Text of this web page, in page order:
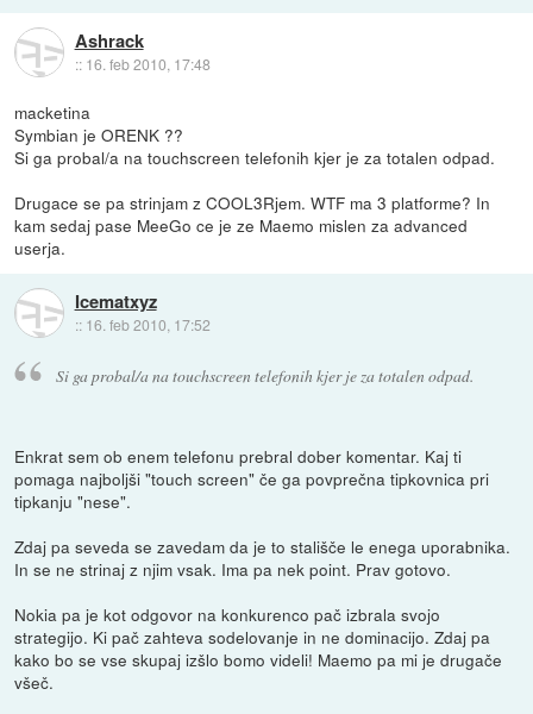
Ashrack
:: 16. feb 2010, 17:48
macketina
Symbian je ORENK ??
Si ga probal/a na touchscreen telefonih kjer je za totalen odpad.
Drugace se pa strinjam z COOL3Rjem. WTF ma 3 platforme? In
kam sedaj pase MeeGo ce je ze Maemo mislen za advanced
userja.
Icematxyz
:: 16. feb 2010, 17:52
Si ga probal/a na touchscreen telefonih kjer je za totalen odpad.
Enkrat sem ob enem telefonu prebral dober komentar. Kaj ti
pomaga najboljši "touch screen" če ga povprečna tipkovnica pri
tipkanju "nese".
Zdaj pa seveda se zavedam da je to stališče le enega uporabnika.
In se ne strinaj z njim vsak. Ima pa nek point. Prav gotovo.
Nokia pa je kot odgovor na konkurenco pač izbrala svojo
strategijo. Ki pač zahteva sodelovanje in ne dominacijo. Zdaj pa
kako bo se vse skupaj izšlo bomo videli! Maemo pa mi je drugače
všeč.